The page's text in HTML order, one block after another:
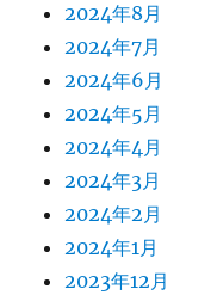
2024年8月
2024年7月
2024年6月
2024年5月
2024年4月
2024年3月
2024年2月
2024年1月
2023年12月